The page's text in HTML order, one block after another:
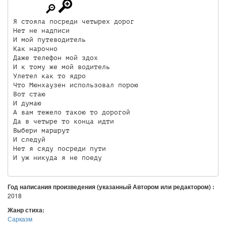
Я стояла посреди четырех дорог
Нет не надписи
И мой путеводитель
Как нарочно
Даже телефон мой здох
И к тому же мой водитель
Улетел как то ядро
Что Мюнхаузен использовал порою
Вот стаю
И думаю
А вам тежело такою то дорогой
Да в четыре то конца идти
Выбери маршрут
И следуй
Нет я сяду посреди пути
И уж никуда я не поеду
Год написания произведения (указанный Автором или редактором) :
2018
Жанр стиха:
Сарказм